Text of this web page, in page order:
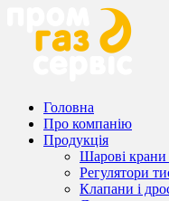
Головна
Про компанію
Продукція
Шарові крани
Регулятори
Клапани і